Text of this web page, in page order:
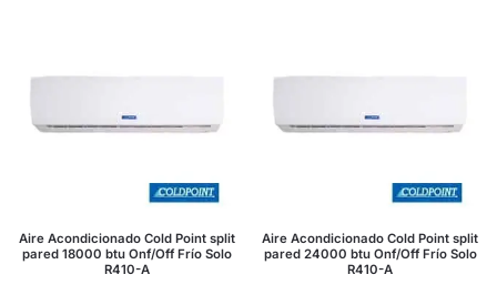
Aire Acondicionado Cold Point split
pared 18000 btu Onf/Off Frío Solo
R410-A
Aire Acondicionado Cold Point split
pared 24000 btu Onf/Off Frío Solo
R410-A